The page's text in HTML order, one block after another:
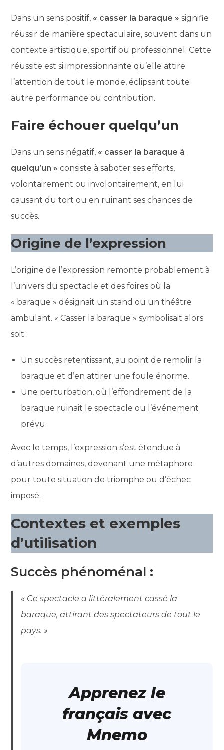
Dans un sens positif, « casser la baraque » signifie
réussir de manière spectaculaire, souvent dans un
contexte artistique, sportif ou professionnel. Cette
réussite est si impressionnante qu’elle attire
l’attention de tout le monde, éclipsant toute
autre performance ou contribution.
Faire échouer quelqu’un
Dans un sens négatif, « casser la baraque à
quelqu’un » consiste à saboter ses efforts,
volontairement ou involontairement, en lui
causant du tort ou en ruinant ses chances de
succès.
Origine de l’expression
L’origine de l’expression remonte probablement à
l’univers du spectacle et des foires où la
« baraque » désignait un stand ou un théâtre
ambulant. « Casser la baraque » symbolisait alors
soit :
Un succès retentissant, au point de remplir la
baraque et d’en attirer une foule énorme.
Une perturbation, où l’effondrement de la
baraque ruinait le spectacle ou l’événement
prévu.
Avec le temps, l’expression s’est étendue à
d’autres domaines, devenant une métaphore
pour toute situation de triomphe ou d’échec
imposé.
Contextes et exemples
d’utilisation
Succès phénoménal :
« Ce spectacle a littéralement cassé la
baraque, attirant des spectateurs de tout le
pays. »
Apprenez le
français avec
Mnemo